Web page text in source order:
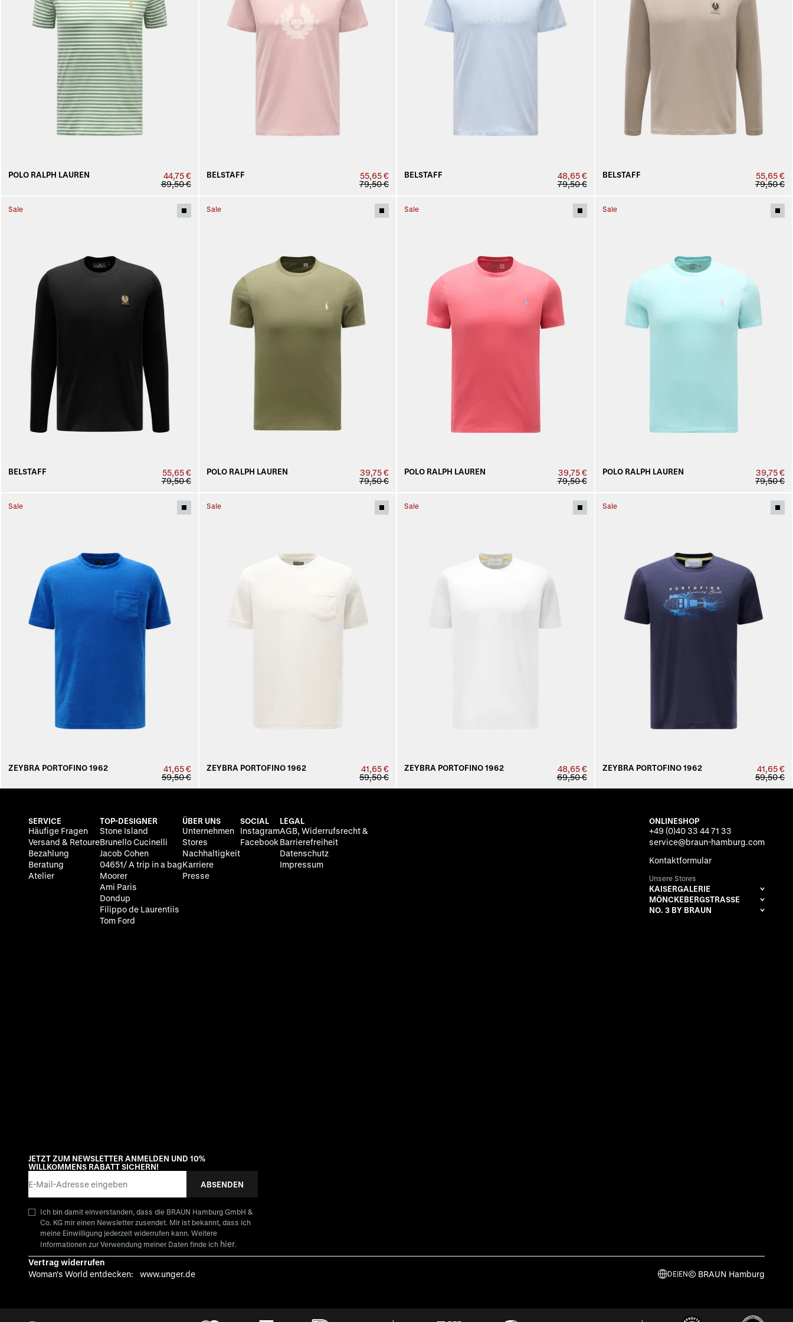
POLO RALPH LAUREN
44,75 €
89,50 €
BELSTAFF
55,65 €
79,50 €
BELSTAFF
48,65 €
79,50 €
BELSTAFF
55,65 €
79,50 €
Sale
BELSTAFF
55,65 €
79,50 €
Sale
POLO RALPH LAUREN
39,75 €
79,50 €
Sale
POLO RALPH LAUREN
39,75 €
79,50 €
Sale
POLO RALPH LAUREN
39,75 €
79,50 €
Sale
ZEYBRA PORTOFINO 1962
41,65 €
59,50 €
Sale
ZEYBRA PORTOFINO 1962
41,65 €
59,50 €
Sale
ZEYBRA PORTOFINO 1962
48,65 €
69,50 €
Sale
ZEYBRA PORTOFINO 1962
41,65 €
59,50 €
SERVICE
Häufige Fragen
Versand & Retoure
Bezahlung
Beratung
Atelier
TOP-DESIGNER
Stone Island
Brunello Cucinelli
Jacob Cohen
04651/ A trip in a bag
Moorer
Ami Paris
Dondup
Filippo de Laurentiis
Tom Ford
ÜBER UNS
Unternehmen
Stores
Nachhaltigkeit
Karriere
Presse
SOCIAL
Instagram
Facebook
LEGAL
AGB, Widerrufsrecht &
Barrierefreiheit
Datenschutz
Impressum
ONLINESHOP
+49 (0)40 33 44 71 33
service@braun-hamburg.com
Kontaktformular
Unsere Stores
KAISERGALERIE
MÖNCKEBERGSTRASSE
NO. 3 BY BRAUN
JETZT ZUM NEWSLETTER ANMELDEN UND 10%
WILLKOMMENS RABATT SICHERN!
ABSENDEN
Ich bin damit einverstanden, dass die BRAUN Hamburg GmbH &
Co. KG mir einen Newsletter zusendet. Mir ist bekannt, dass ich
meine Einwilligung jederzeit widerrufen kann. Weitere
Informationen zur Verwendung meiner Daten finde ich hier.
Vertrag widerrufen
Woman's World entdecken:
www.unger.de DE|EN© BRAUN Hamburg